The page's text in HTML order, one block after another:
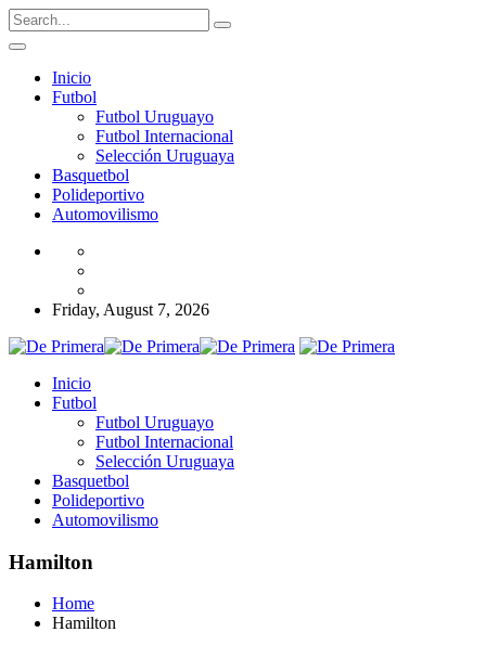
Inicio
Futbol
Futbol Uruguayo
Futbol Internacional
Selección Uruguaya
Basquetbol
Polideportivo
Automovilismo
Friday, August 7, 2026
Inicio
Futbol
Futbol Uruguayo
Futbol Internacional
Selección Uruguaya
Basquetbol
Polideportivo
Automovilismo
Hamilton
Home
Hamilton